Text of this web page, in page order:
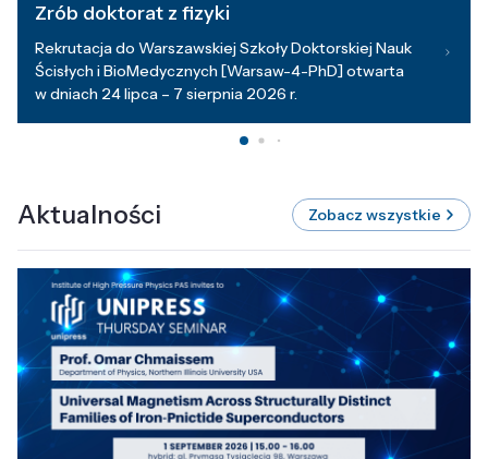
Zrób doktorat z fizyki
Rekrutacja do Warszawskiej Szkoły Doktorskiej Nauk
Ścisłych i BioMedycznych [Warsaw-4-PhD] otwarta
w dniach 24 lipca – 7 sierpnia 2026 r.
Aktualności Zobacz wszystkie